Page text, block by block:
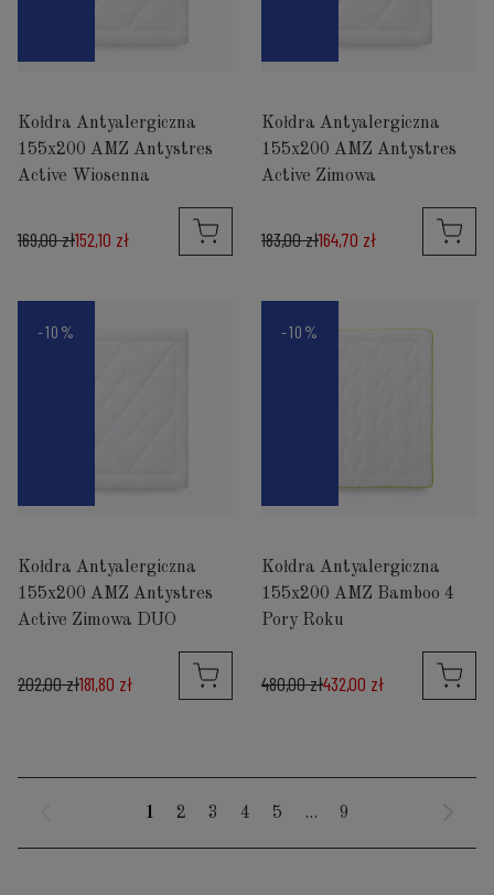
Kołdra Antyalergiczna
155x200 AMZ Antystres
Active Wiosenna
152,10 zł
169,00 zł
Kołdra Antyalergiczna
155x200 AMZ Antystres
Active Zimowa
164,70 zł
183,00 zł
-10%
Kołdra Antyalergiczna
155x200 AMZ Antystres
Active Zimowa DUO
181,80 zł
202,00 zł
-10%
Kołdra Antyalergiczna
155x200 AMZ Bamboo 4
Pory Roku
432,00 zł
480,00 zł
1 2 3 4 5 ... 9